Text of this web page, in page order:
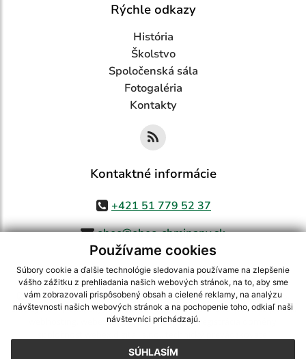
Používame cookies
Súbory cookie a ďalšie technológie sledovania používame na zlepšenie
vášho zážitku z prehliadania našich webových stránok, na to, aby sme
vám zobrazovali prispôsobený obsah a cielené reklamy, na analýzu
návštevnosti našich webových stránok a na pochopenie toho, odkiaľ naši
návštevníci prichádzajú.
SÚHLASÍM
Rýchle odkazy
História
Školstvo
Spoločenská sála
Fotogaléria
Kontakty
Kontaktné informácie
+421 51 779 52 37
obec@obec-chminany.sk
využite možnosť získavania aktuálnych informácií s využitím RSS
CMS systém (redakčný) systém ECHELON 2,Mapa stránok,web portál
webex.digital, s.r.o.,domény,registrácia domény